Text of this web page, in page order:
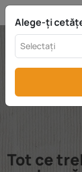
Tot ce
Alege-ți
Selectați